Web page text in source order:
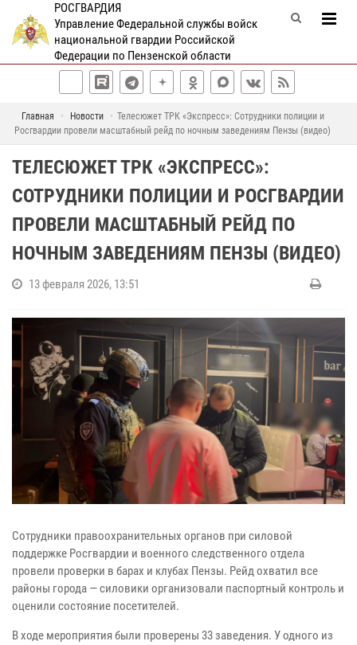
РОСГВАРДИЯ
Управление Федеральной службы войск
национальной гвардии Российской
Федерации по Пензенской области
Главная Новости
Телесюжет ТРК «Экспресс»: Сотрудники полиции и
Росгвардии провели масштабный рейд по ночным заведениям Пензы (видео)
ТЕЛЕСЮЖЕТ ТРК «ЭКСПРЕСС»:
СОТРУДНИКИ ПОЛИЦИИ И РОСГВАРДИИ
ПРОВЕЛИ МАСШТАБНЫЙ РЕЙД ПО
НОЧНЫМ ЗАВЕДЕНИЯМ ПЕНЗЫ (ВИДЕО)
13 февраля 2026, 13:51
Сотрудники правоохранительных органов при силовой
поддержке Росгвардии и военного следственного отдела
провели проверки в барах и клубах Пензы. Рейд охватил все
районы города — силовики организовали паспортный контроль и
оценили состояние посетителей.
В ходе мероприятия были проверены 33 заведения. У одного из